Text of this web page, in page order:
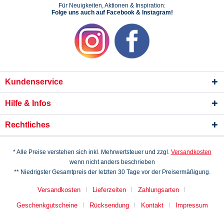
Für Neuigkeiten, Aktionen & Inspiration:
Folge uns auch auf Facebook & Instagram!
Kundenservice
Hilfe & Infos
Rechtliches
* Alle Preise verstehen sich inkl. Mehrwertsteuer und zzgl. Versandkosten
wenn nicht anders beschrieben
** Niedrigster Gesamtpreis der letzten 30 Tage vor der Preisermäßigung.
Versandkosten Lieferzeiten Zahlungsarten
Geschenkgutscheine Rücksendung Kontakt Impressum